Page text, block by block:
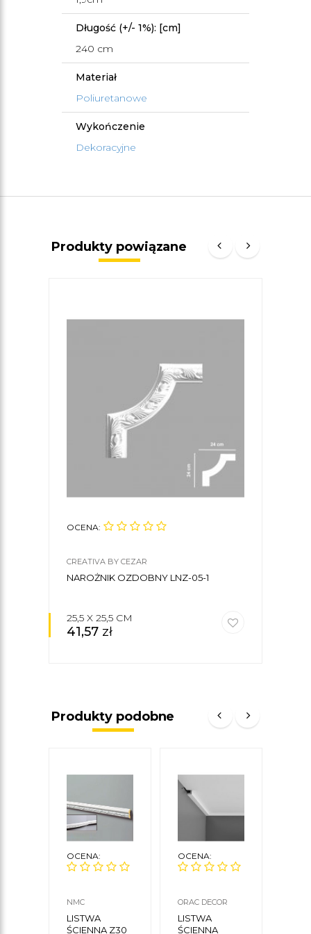
Długość (+/- 1%): [cm]
240 cm
Materiał
Poliuretanowe
Wykończenie
Dekoracyjne
Produkty powiązane
OCENA:
CREATIVA BY CEZAR
NAROŻNIK OZDOBNY LNZ-05-1
25,5 X 25,5 CM
41,57 zł
Produkty podobne
OCENA:
NMC
LISTWA
ŚCIENNA Z30
OCENA:
ORAC DECOR
LISTWA
ŚCIENNA